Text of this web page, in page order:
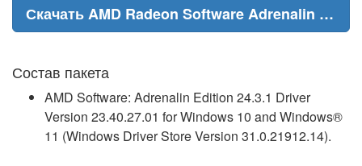
Скачать AMD Radeon Software Adrenalin 24.3.1 WHQL
Состав пакета
AMD Software: Adrenalin Edition 24.3.1 Driver
Version 23.40.27.01 for Windows 10 and Windows®
11 (Windows Driver Store Version 31.0.21912.14).